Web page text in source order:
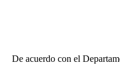
De acuerdo con el